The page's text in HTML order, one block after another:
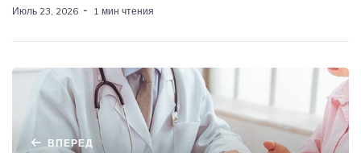
Июль 23, 2026 1 мин чтения
ВПЕРЕД